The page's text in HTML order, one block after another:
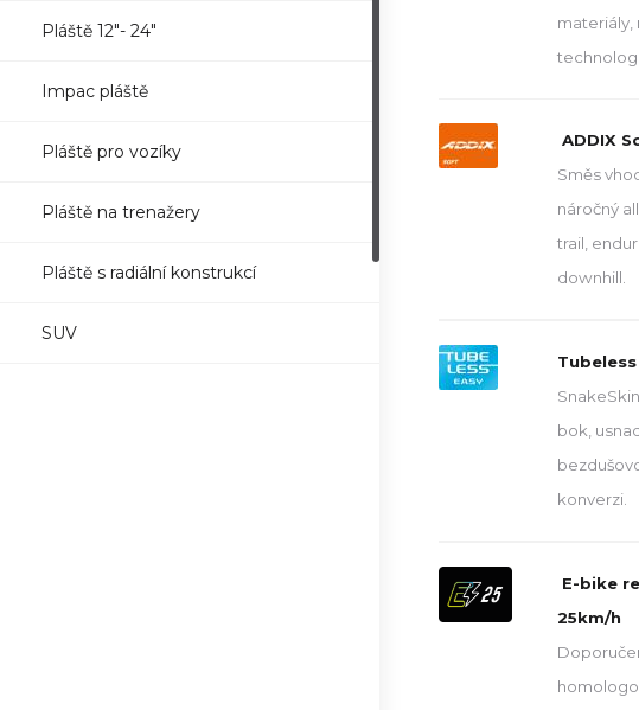
Pláště 12"- 24"
Impac pláště
Pláště pro vozíky
Pláště na trenažery
Pláště s radiální konstrukcí
SUV
materiály,
ADDIX
Směs
náročný
trail,
downhill.
Tubeless
bok,
konverzi.
E-bike
25km/h